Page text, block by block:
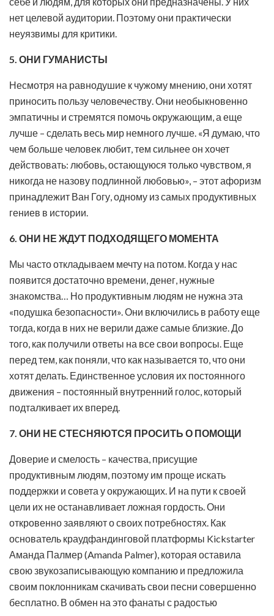
нет целевой аудитории. Поэтому они практически
неуязвимы для критики.
5. ОНИ ГУМАНИСТЫ
Несмотря на равнодушие к чужому мнению, они хотят
приносить пользу человечеству. Они необыкновенно
эмпатичны и стремятся помочь окружающим, а еще
лучше – сделать весь мир немного лучше. «Я думаю, что
чем больше человек любит, тем сильнее он хочет
действовать: любовь, остающуюся только чувством, я
никогда не назову подлинной любовью», – этот афоризм
принадлежит Ван Гогу, одному из самых продуктивных
гениев в истории.
6. ОНИ НЕ ЖДУТ ПОДХОДЯЩЕГО МОМЕНТА
Мы часто откладываем мечту на потом. Когда у нас
появится достаточно времени, денег, нужные
знакомства… Но продуктивным людям не нужна эта
«подушка безопасности». Они включились в работу еще
тогда, когда в них не верили даже самые близкие. До
того, как получили ответы на все свои вопросы. Еще
перед тем, как поняли, что как называется то, что они
хотят делать. Единственное условия их постоянного
движения – постоянный внутренний голос, который
подталкивает их вперед.
7. ОНИ НЕ СТЕСНЯЮТСЯ ПРОСИТЬ О ПОМОЩИ
Доверие и смелость – качества, присущие
продуктивным людям, поэтому им проще искать
поддержки и совета у окружающих. И на пути к своей
цели их не останавливает ложная гордость. Они
откровенно заявляют о своих потребностях. Как
основатель краудфандинговой платформы Kickstarter
Аманда Палмер (Amanda Palmer), которая оставила
свою звукозаписывающую компанию и предложила
своим поклонникам скачивать свои песни совершенно
бесплатно. В обмен на это фанаты с радостью